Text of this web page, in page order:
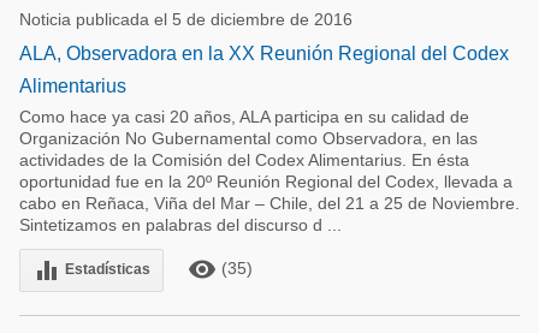
Noticia publicada el 5 de diciembre de 2016
ALA, Observadora en la XX Reunión Regional del Codex
Alimentarius
Como hace ya casi 20 años, ALA participa en su calidad de
Organización No Gubernamental como Observadora, en las
actividades de la Comisión del Codex Alimentarius. En ésta
oportunidad fue en la 20º Reunión Regional del Codex, llevada a
cabo en Reñaca, Viña del Mar – Chile, del 21 a 25 de Noviembre.
Sintetizamos en palabras del discurso d ...
equalizer Estadísticas remove_red_eye (35)